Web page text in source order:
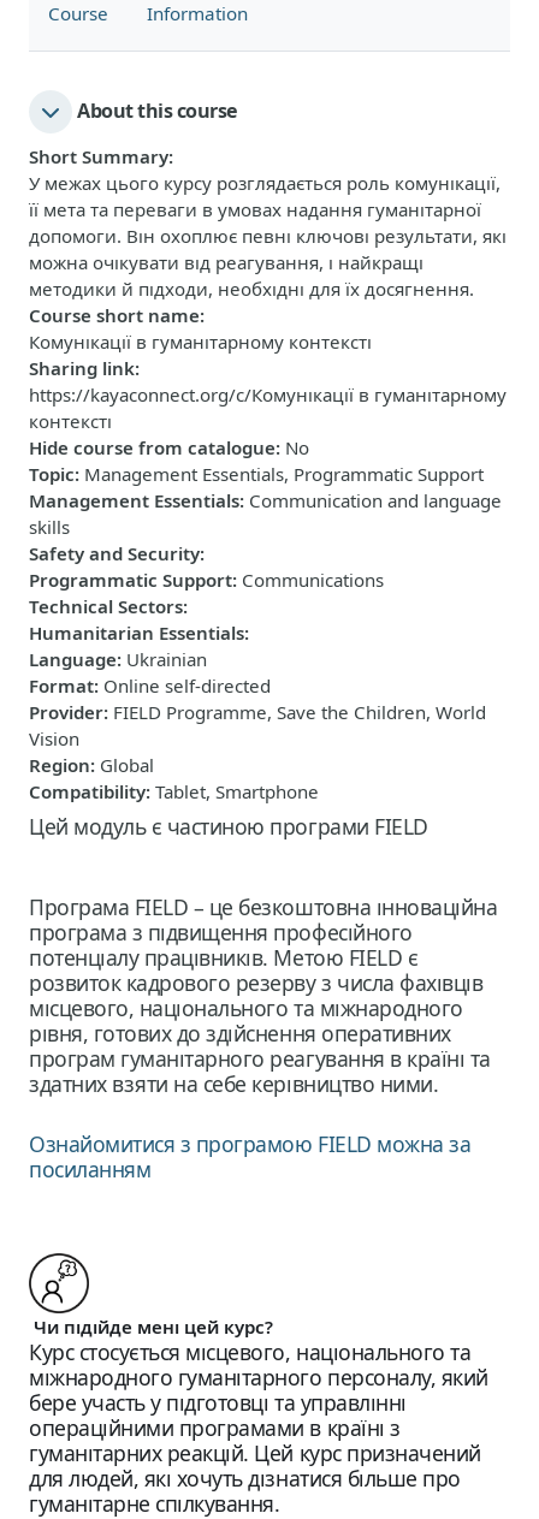
Course Information
About this course
Short Summary:
У межах цього курсу розглядається роль комунікації,
її мета та переваги в умовах надання гуманітарної
допомоги. Він охоплює певні ключові результати, які
можна очікувати від реагування, і найкращі
методики й підходи, необхідні для їх досягнення.
Course short name:
Комунікації в гуманітарному контексті
Sharing link:
https://kayaconnect.org/c/Комунікації в гуманітарному
контексті
Hide course from catalogue: No
Topic: Management Essentials, Programmatic Support
Management Essentials: Communication and language
skills
Safety and Security:
Programmatic Support: Communications
Technical Sectors:
Humanitarian Essentials:
Language: Ukrainian
Format: Online self-directed
Provider: FIELD Programme, Save the Children, World
Vision
Region: Global
Compatibility: Tablet, Smartphone
Цей модуль є частиною програми FIELD
Програма FIELD – це безкоштовна інноваційна
програма з підвищення професійного
потенціалу працівників. Метою FIELD є
розвиток кадрового резерву з числа фахівців
місцевого, національного та міжнародного
рівня, готових до здійснення оперативних
програм гуманітарного реагування в країні та
здатних взяти на себе керівництво ними.
Ознайомитися з програмою FIELD можна за
посиланням
Чи підійде мені цей курс?
Курс стосується місцевого, національного та
міжнародного гуманітарного персоналу, який
бере участь у підготовці та управлінні
операційними програмами в країні з
гуманітарних реакцій. Цей курс призначений
для людей, які хочуть дізнатися більше про
гуманітарне спілкування.